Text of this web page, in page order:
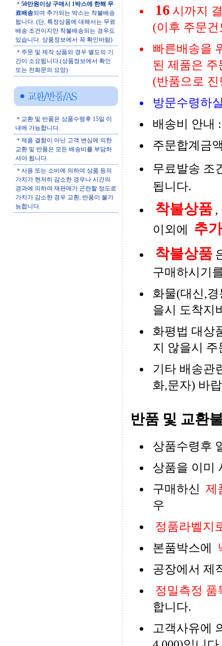
＊ 50만원이상 구매시 1박스에 한해 무
료배송되며 추가되는 박스는 착불배송
됩니다. (단, 특정상품에 대해서는 무료
배송 조건이지만 착불배송되는 경우도
있습니다. 상품정보에서 꼭 확인바람)
＊주문 및 제작 상품의 경우 별도의 기
간이 소요됩니다.(상품정보에서 확인
또는 전화문의 요망)
＊교환 및 반품은 상품수령후 15일 이
내에 가능합니다.
＊제품 결함이 아닌 고객 변심에 의한
교환 및 반품은 모든 배송비를 부담하
셔야 됩니다.
＊사용 또는 소비에 의하여 상품 등의
가치가 현저히 감소한 경우나 시간의
경과에 의하여 재판매가 곤란할 정도로
가치가 감소한 경우 교환, 반품이 불가
능합니다.
16 시까지
(이후 주문
빠른배송을
된 제품은
(반품으로 진
방문수령하
배송비 안내
주문합계금
무료발송 조
됩니다.
착불상품 ,
이외에
추
착불상품
구매하시기
화물(대신,
을시 도착지
화평법 대상
지 않을시
기타 배송관
화,문자) 바
반품 및 교환
상품수령후
상품을 이미
구매하신 제
우
정품라벨지
본품박스에
공장에서 제
정밀측정 품
합니다.
고객사유에